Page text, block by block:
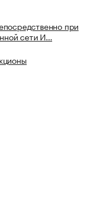
при
сети И…